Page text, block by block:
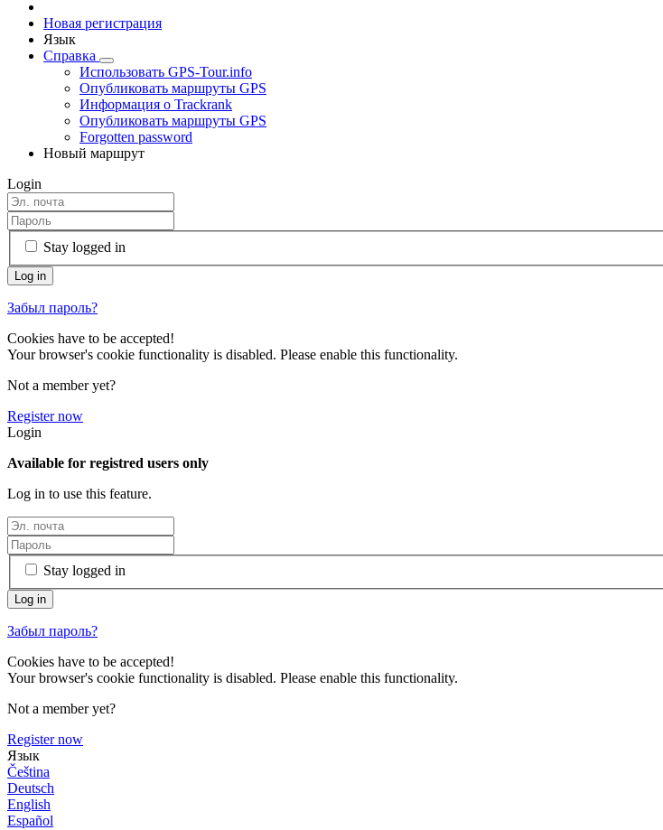
Новая регистрация
Язык
Справка
Использовать GPS-Tour.info
Опубликовать маршруты GPS
Информация о Trackrank
Опубликовать маршруты GPS
Forgotten password
Новый маршрут
Login
Stay logged in
Забыл пароль?
Cookies have to be accepted!
Your browser's cookie functionality is disabled. Please enable this functionality.
Not a member yet?
Register now
Login
Available for registred users only
Log in to use this feature.
Stay logged in
Забыл пароль?
Cookies have to be accepted!
Your browser's cookie functionality is disabled. Please enable this functionality.
Not a member yet?
Register now
Язык
Čeština
Deutsch
English
Español